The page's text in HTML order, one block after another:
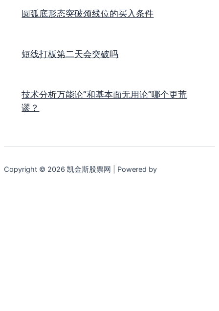
圆弧底形态突破颈线位的买入条件
短线打板第二天会突破吗
技术分析万能论”和基本面无用论”哪个更荒
谬？
Copyright © 2026 凯金斯股票网 | Powered by